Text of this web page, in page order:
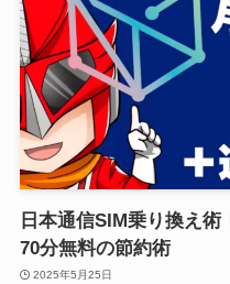
日本通信SIM乗り換え
70分無料の節約術
2025年5月25日